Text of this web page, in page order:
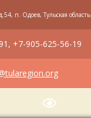
п. Одоев, Тульская область
+7-905-625-56-19